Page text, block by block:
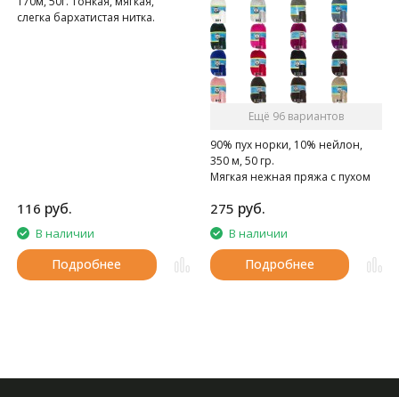
слегка бархатистая нитка.
116 руб.
В наличии
Подробнее
Ещё 96 вариантов
90% пух норки, 10% нейлон,
350 м, 50 гр.
Мягкая нежная пряжа с пухом
275 руб.
В наличии
Подробнее